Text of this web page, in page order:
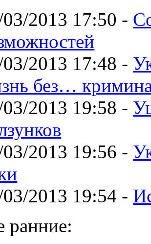
2013 17:50 -
2013 17:48 -
без…
2013 19:58 -
2013 19:56 -
2013 19:54 -
ранние: